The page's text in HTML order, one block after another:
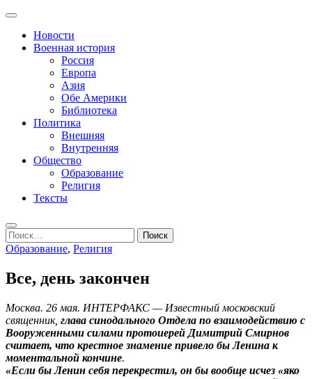
Перейти
содержимому
Журнал старого ворчуна
Записки пенсионера и геймера
Основное
Новости
Военная история
Россия
Европа
Азия
Обе Америки
Библиотека
Политика
Внешняя
Внутренняя
Общество
Образование
Религия
Тексты
Поиск
Найти:
Образование, Религия
Все, день закончен
Москва. 26 мая. ИНТЕРФАКС — Известный московский
священник, глава синодального Отдела по взаимодействию с
Вооруженными силами протоиерей Димитрий Смирнов
считает, что крестное знамение привело бы Ленина к
моментальной кончине.
«Если бы Ленин себя перекрестил, он бы вообще исчез «яко